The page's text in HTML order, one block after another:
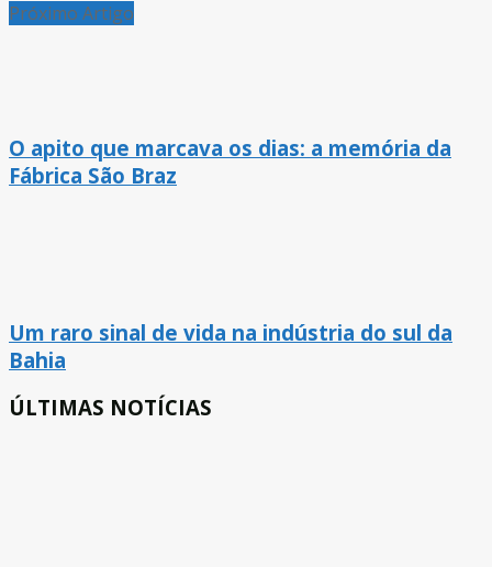
Próximo Artigo
O apito que marcava os dias: a memória da
Fábrica São Braz
Um raro sinal de vida na indústria do sul da
Bahia
ÚLTIMAS NOTÍCIAS